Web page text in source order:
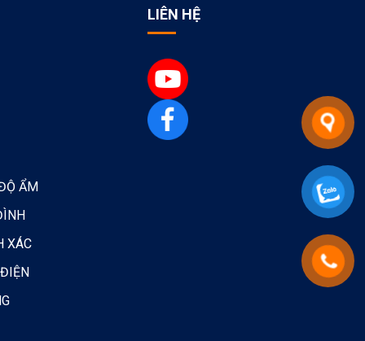
ẨM
XÁC
LIÊN HỆ